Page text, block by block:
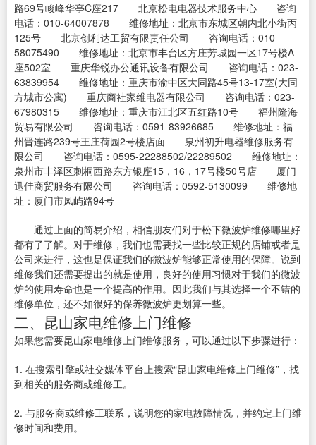
路69号峻峰华亭C座217 北京松电电器技术服务中心 咨询
电话：010-64007878 维修地址：北京市东城区朝内北小街丙
125号 北京创利达工贸有限责任公司 咨询电话：010-
58075490 维修地址：北京市丰台区方庄芳城园一区17号楼A
座502室 重庆华锐办公通讯设备有限公司 咨询电话：023-
63839954 维修地址：重庆市渝中区大同路45号13-17室(大同
方城市公寓) 重庆商社家维电器有限公司 咨询电话：023-
67980315 维修地址：重庆市江北区五红路10号 福州隆海
贸易有限公司 咨询电话：0591-83926685 维修地址：福
州晋连路239号王庄荷园2号楼店面 泉州初升电器维修服务有
限公司 咨询电话：0595-22288502/22289502 维修地址：
泉州市丰泽区刺桐西路东方银座15，16，17号楼50号店 厦门
迅佳商贸服务有限公司 咨询电话：0592-5130099 维修地
址：厦门市凤屿路94号
通过上面的简易介绍，相信朋友们对于松下微波炉维修哪里好
都有了了解。对于维修，我们也需要找一些比较正规的店铺或者是
公司来进行，这也是保证我们的微波炉能够正常使用的保障。说到
维修我们还需要提出的就是使用，良好的使用习惯对于我们的微波
炉的使用寿命也是一个提高的作用。因此我们与其选择一个不错的
维修单位，还不如很好的保养微波炉更划算一些。
二、昆山家电维修上门维修
如果您需要昆山家电维修上门维修服务，可以通过以下步骤进行：
1. 在搜索引擎或社交媒体平台上搜索“昆山家电维修上门维修”，找
到相关的服务商或维修工。
2. 与服务商或维修工联系，说明您的家电故障情况，并约定上门维
修时间和费用。